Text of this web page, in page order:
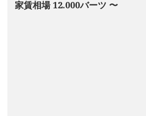
家賃相場 12.000バーツ 〜